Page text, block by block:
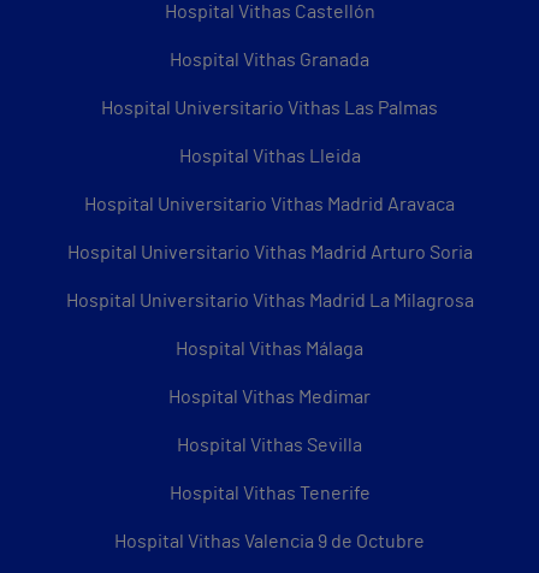
Hospital Vithas Castellón
Hospital Vithas Granada
Hospital Universitario Vithas Las Palmas
Hospital Vithas Lleida
Hospital Universitario Vithas Madrid Aravaca
Hospital Universitario Vithas Madrid Arturo Soria
Hospital Universitario Vithas Madrid La Milagrosa
Hospital Vithas Málaga
Hospital Vithas Medimar
Hospital Vithas Sevilla
Hospital Vithas Tenerife
Hospital Vithas Valencia 9 de Octubre